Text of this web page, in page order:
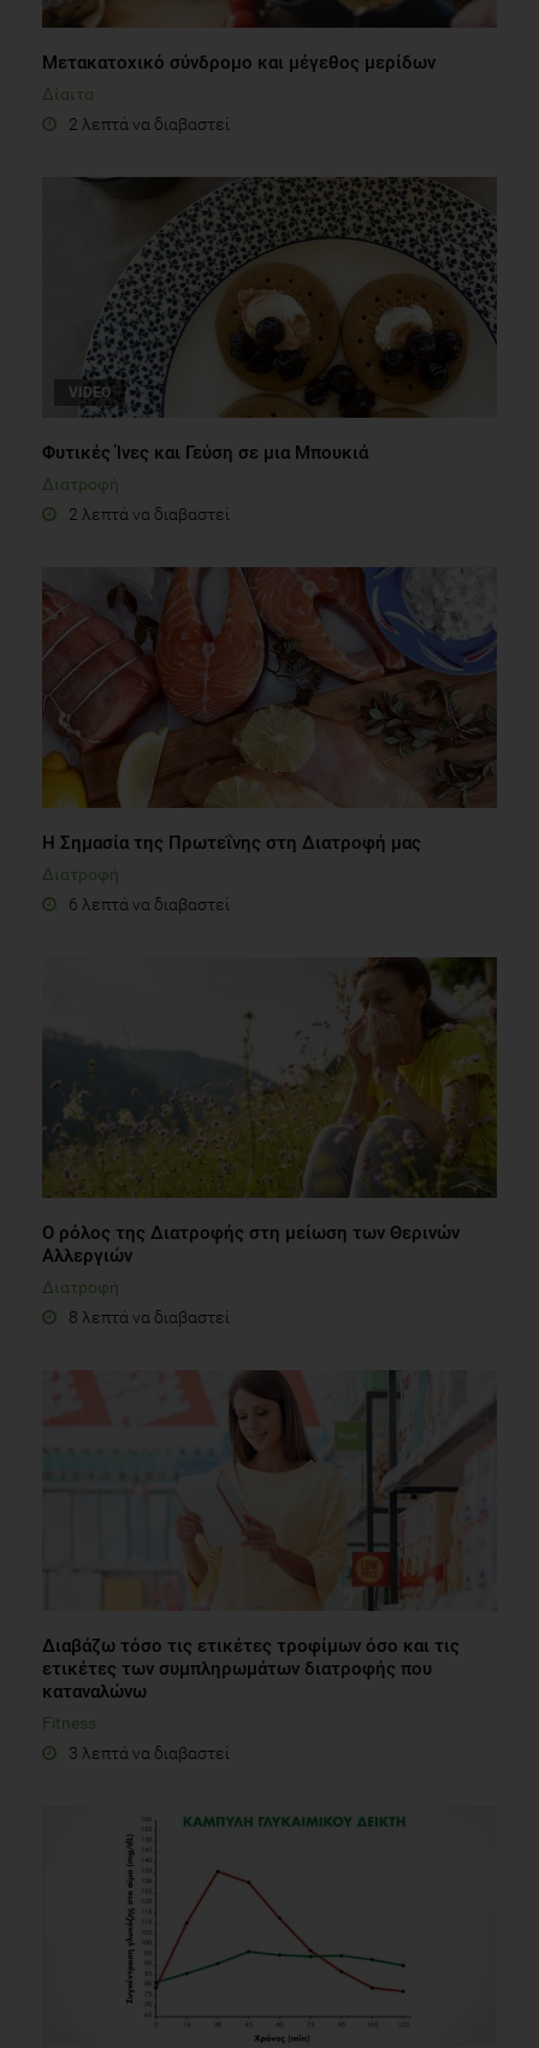
Μετακατοχικό σύνδρομο και μέγεθος μερίδων
Δίαιτα
2 λεπτά να διαβαστεί
VIDEO
Φυτικές Ίνες και Γεύση σε μια Μπουκιά
Διατροφή
2 λεπτά να διαβαστεί
Η Σημασία της Πρωτεΐνης στη Διατροφή μας
Διατροφή
6 λεπτά να διαβαστεί
Ο ρόλος της Διατροφής στη μείωση των Θερινών
Αλλεργιών
Διατροφή
8 λεπτά να διαβαστεί
Διαβάζω τόσο τις ετικέτες τροφίμων όσο και τις
ετικέτες των συμπληρωμάτων διατροφής που
καταναλώνω
Fitness
3 λεπτά να διαβαστεί